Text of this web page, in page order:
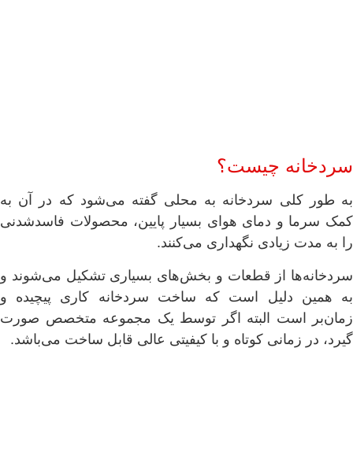
سردخانه چیست؟
به طور کلی سردخانه به محلی گفته می‌شود که در آن به
کمک سرما و دمای هوای بسیار پایین، محصولات فاسدشدنی
را به مدت زیادی نگهداری می‌کنند.
سردخانه‌ها از قطعات و بخش‌های بسیاری تشکیل می‌شوند و
به همین دلیل است که ساخت سردخانه کاری پیچیده و
زمان‌بر است البته اگر توسط یک مجموعه متخصص صورت
گیرد، در زمانی کوتاه و با کیفیتی عالی قابل ساخت می‌باشد.